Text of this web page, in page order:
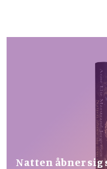
Natten åbner sig